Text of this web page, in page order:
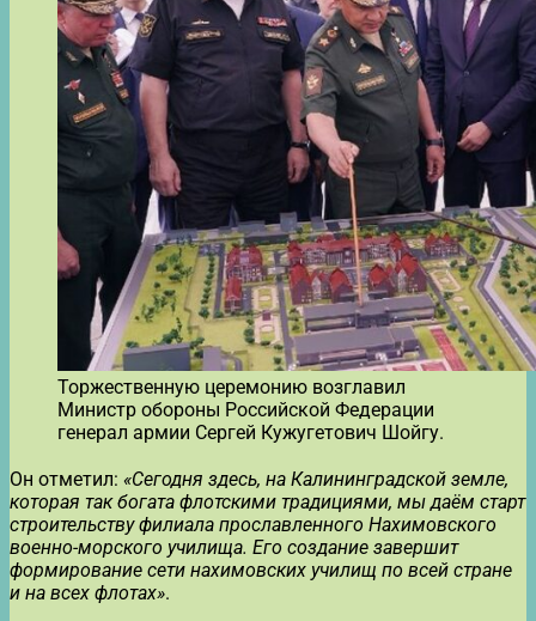
Торжественную церемонию возглавил
Министр обороны Российской Федерации
генерал армии Сергей Кужугетович Шойгу.
Он отметил: «Сегодня здесь, на Калининградской земле,
которая так богата флотскими традициями, мы даём старт
строительству филиала прославленного Нахимовского
военно-морского училища. Его создание завершит
формирование сети нахимовских училищ по всей стране
и на всех флотах».